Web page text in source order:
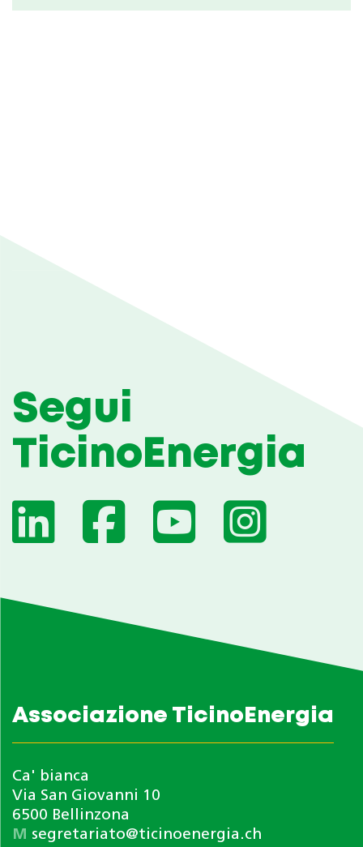
Segui
TicinoEnergia
Associazione TicinoEnergia
Ca' bianca
Via San Giovanni 10
6500 Bellinzona
M segretariato@ticinoenergia.ch